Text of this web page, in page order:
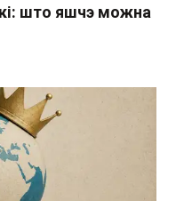
што яшчэ можна